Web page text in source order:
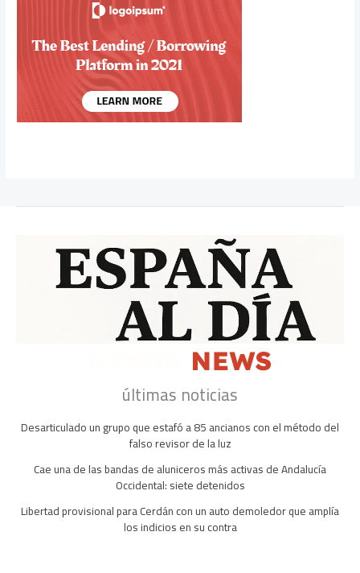
últimas noticias
Desarticulado un grupo que estafó a 85 ancianos con el método del
falso revisor de la luz
Cae una de las bandas de aluniceros más activas de Andalucía
Occidental: siete detenidos
Libertad provisional para Cerdán con un auto demoledor que amplía
los indicios en su contra